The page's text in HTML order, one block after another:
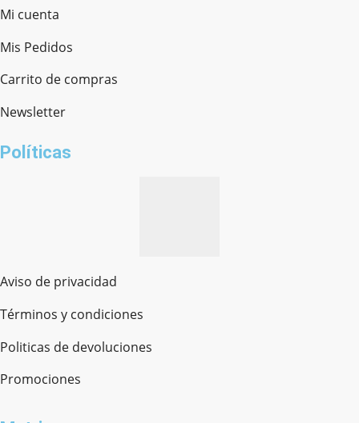
Mi cuenta
Mis Pedidos
Carrito de compras
Newsletter
Políticas
Aviso de privacidad
Términos y condiciones
Politicas de devoluciones
Promociones